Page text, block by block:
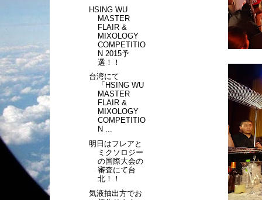
HSING WU
MASTER
FLAIR &
MIXOLOGY
COMPETITIO
N 2015予
選！！
台湾にて
「HSING WU
MASTER
FLAIR &
MIXOLOGY
COMPETITIO
N ...
明日はフレアと
ミクソロジー
の国際大会の
審査にて台
北！！
気液抽出方でお